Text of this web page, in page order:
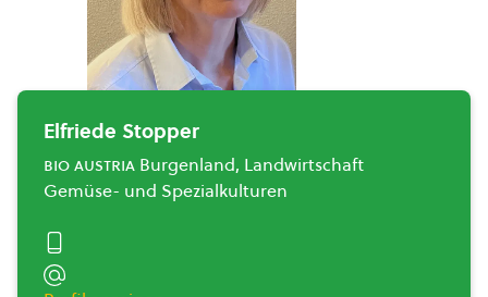
Elfriede Stopper
bio austria Burgenland, Landwirtschaft
Gemüse- und Spezialkulturen